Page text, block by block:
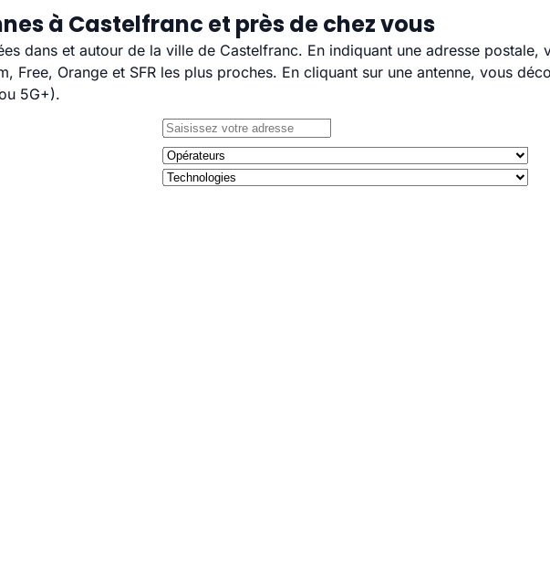
à Castelfranc et près de chez vous
dans et autour de la ville de Castelfranc. En indiquant une adresse
Free, Orange et SFR les plus proches. En cliquant sur une antenne, vous
5G+).